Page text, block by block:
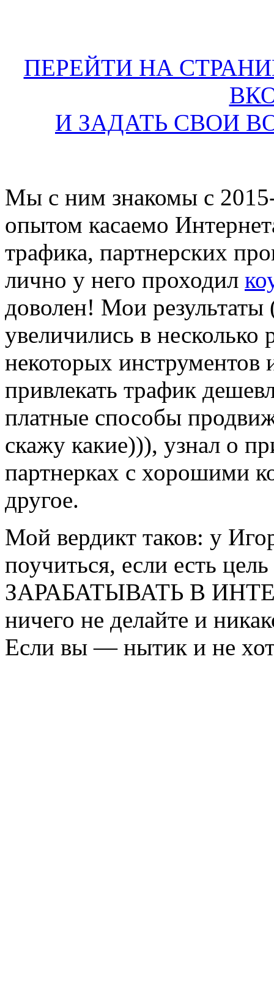
ПЕРЕЙТИ НА
И ЗАДАТЬ СВОИ
Мы с ним знакомы с 2015-
опытом касаемо
трафика, партнерских
лично у него проходил
доволен! Мои результаты
увеличились в несколько
некоторых инструментов
привлекать трафик
платные способы
скажу какие))), узнал о
партнерках с хорошими
другое.
Мой вердикт таков: у
поучиться, если есть
ЗАРАБАТЫВАТЬ В
ничего не делайте и
Если вы — нытик и не